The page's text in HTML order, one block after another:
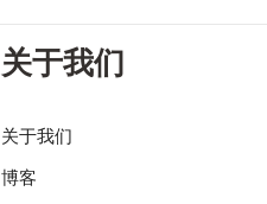
关于我们
关于我们
博客